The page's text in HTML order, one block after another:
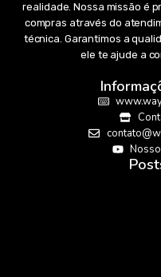
realidade. Nossa missão é
compras através do
técnica. Garantimos a
ele te ajude a